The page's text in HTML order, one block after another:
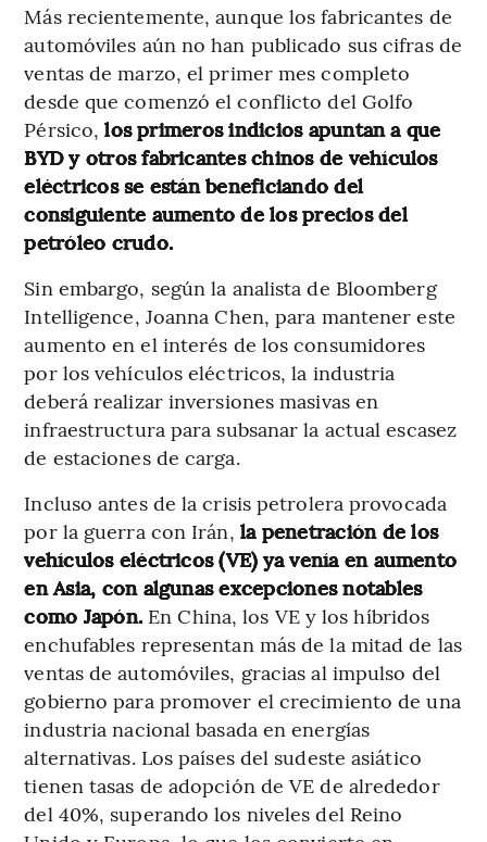
Más recientemente, aunque los fabricantes de
automóviles aún no han publicado sus cifras de
ventas de marzo, el primer mes completo
desde que comenzó el conflicto del Golfo
Pérsico,los primeros indicios apuntan a que
BYD y otros fabricantes chinos de vehículos
eléctricos se están beneficiando del
consiguiente aumento de los precios del
petróleo crudo.
Sin embargo, según la analista de Bloomberg
Intelligence, Joanna Chen, para mantener este
aumento en el interés de los consumidores
por los vehículos eléctricos, la industria
deberá realizar inversiones masivas en
infraestructura para subsanar la actual escasez
de estaciones de carga.
Incluso antes de la crisis petrolera provocada
por la guerra con Irán, la penetración de los
vehículos eléctricos (VE) ya venía en aumento
en Asia, con algunas excepciones notables
como Japón. En China, los VE y los híbridos
enchufables representan más de la mitad de las
ventas de automóviles, gracias al impulso del
gobierno para promover el crecimiento de una
industria nacional basada en energías
alternativas. Los países del sudeste asiático
tienen tasas de adopción de VE de alrededor
del 40%, superando los niveles del Reino